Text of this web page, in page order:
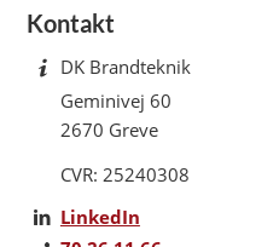
Kontakt
DK Brandteknik
Geminivej 60
2670 Greve
CVR: 25240308
LinkedIn